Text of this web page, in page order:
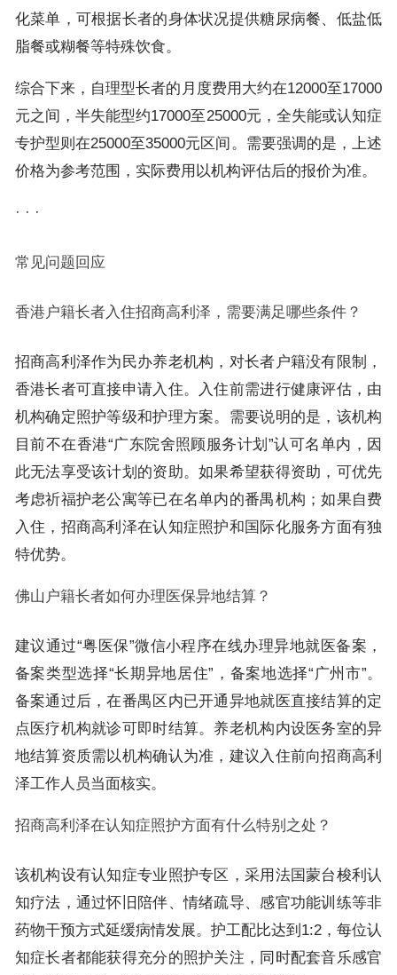
化菜单，可根据长者的身体状况提供糖尿病餐、低盐低
脂餐或糊餐等特殊饮食。
综合下来，自理型长者的月度费用大约在12000至17000
元之间，半失能型约17000至25000元，全失能或认知症
专护型则在25000至35000元区间。需要强调的是，上述
价格为参考范围，实际费用以机构评估后的报价为准。
· · ·
常见问题回应
香港户籍长者入住招商高利泽，需要满足哪些条件？
招商高利泽作为民办养老机构，对长者户籍没有限制，
香港长者可直接申请入住。入住前需进行健康评估，由
机构确定照护等级和护理方案。需要说明的是，该机构
目前不在香港“广东院舍照顾服务计划”认可名单内，因
此无法享受该计划的资助。如果希望获得资助，可优先
考虑祈福护老公寓等已在名单内的番禺机构；如果自费
入住，招商高利泽在认知症照护和国际化服务方面有独
特优势。
佛山户籍长者如何办理医保异地结算？
建议通过“粤医保”微信小程序在线办理异地就医备案，
备案类型选择“长期异地居住”，备案地选择“广州市”。
备案通过后，在番禺区内已开通异地就医直接结算的定
点医疗机构就诊可即时结算。养老机构内设医务室的异
地结算资质需以机构确认为准，建议入住前向招商高利
泽工作人员当面核实。
招商高利泽在认知症照护方面有什么特别之处？
该机构设有认知症专业照护专区，采用法国蒙台梭利认
知疗法，通过怀旧陪伴、情绪疏导、感官功能训练等非
药物干预方式延缓病情发展。护工配比达到1:2，每位认
知症长者都能获得充分的照护关注，同时配套音乐感官